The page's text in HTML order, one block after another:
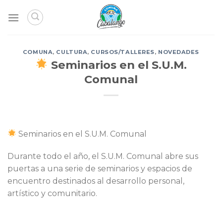
COMUNA, CULTURA, CURSOS/TALLERES, NOVEDADES
Seminarios en el S.U.M.
Comunal
Seminarios en el S.U.M. Comunal
Durante todo el año, el S.U.M. Comunal abre sus
puertas a una serie de seminarios y espacios de
encuentro destinados al desarrollo personal,
artístico y comunitario.